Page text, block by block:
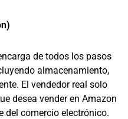
de todos los pasos
almacenamiento,
El vendedor real solo
desea vender en Amazon
del comercio electrónico.